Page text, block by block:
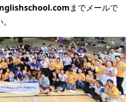
までメールで